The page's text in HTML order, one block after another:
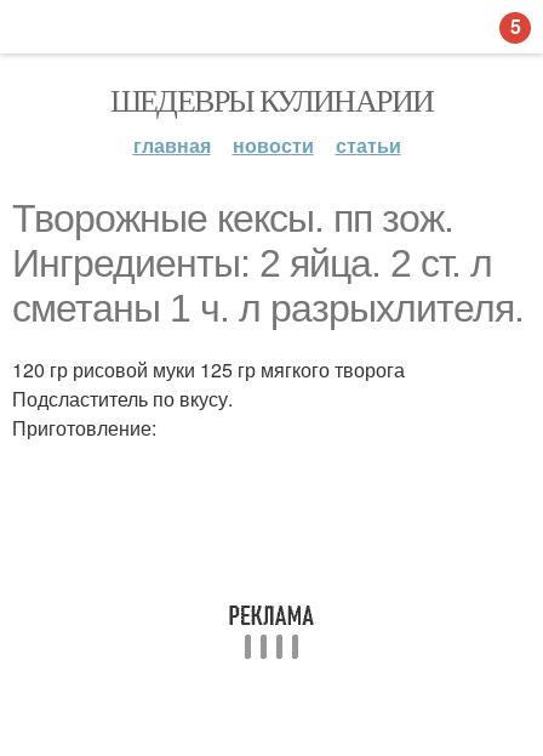
ШЕДЕВРЫ КУЛИНАРИИ
главная новости статьи
Творожные кексы. пп зож.
Ингредиенты: 2 яйца. 2 ст. л
сметаны 1 ч. л разрыхлителя.
120 гр рисовой муки 125 гр мягкого творога
Подсластитель по вкусу.
Приготовление:
5